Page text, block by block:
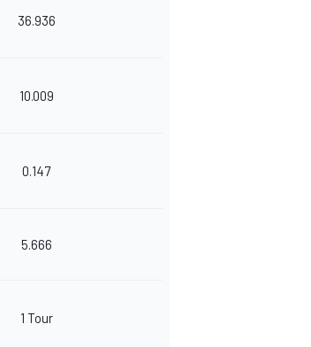
36.936
10.009
0.147
5.666
1 Tour